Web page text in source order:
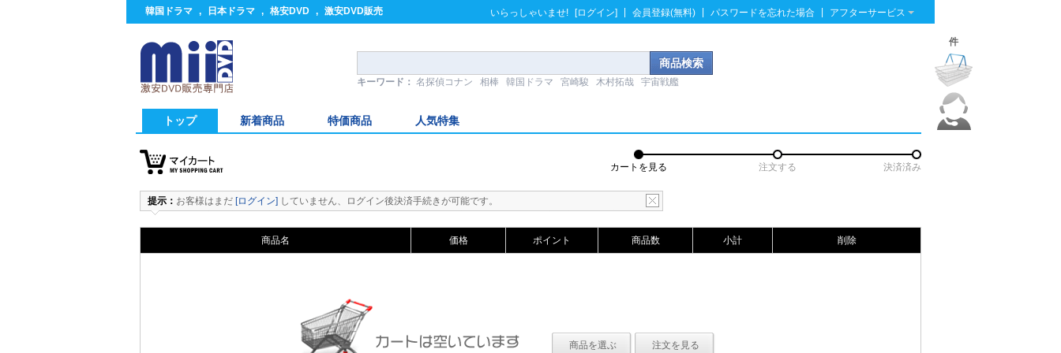
韓国ドラマ , 日本ドラマ , 格安DVD , 激安DVD販売 いらっしゃいませ! [ログイン] 会員登録(無料) パスワードを忘れた場合 アフターサービス
キーワード： 名探偵コナン 相棒 韓国ドラマ 宮崎駿 木村拓哉 宇宙戦艦
トップ 新着商品 特価商品 人気特集
件
カートを見る 注文する 決済済み
提示： お客様はまだ [ログイン] していません、ログイン後決済手続きが可能です。
商品名 価格 ポイント 商品数 小計 削除
商品を選ぶ 注文を見る